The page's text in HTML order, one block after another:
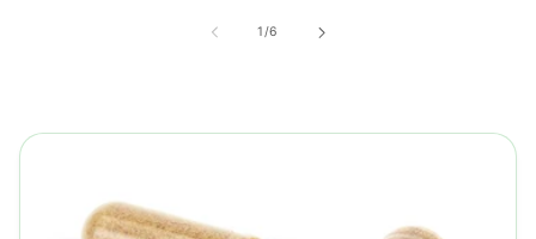
1/de
6